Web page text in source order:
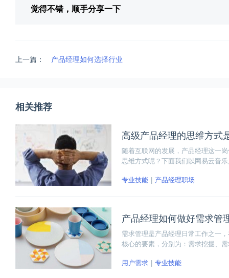
觉得不错，顺手分享一下
上一篇： 产品经理如何选择行业
相关推荐
高级产品经理的思维方式
随着互联网的发展，产品经理这一
思维方式呢？下面我们以网易云音
专业技能
产品经理职场
产品经理如何做好需求管
需求管理是产品经理日常工作之一
核心的要素，分别为：需求挖掘、
用户需求 专业技能